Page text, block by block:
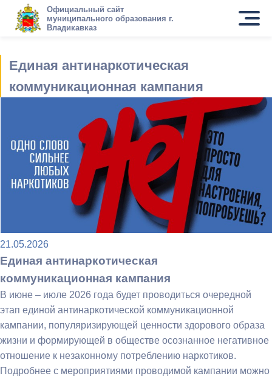
Официальный сайт
муниципального образования г.
Владикавказ
Единая антинаркотическая
коммуникационная кампания
21.05.2026
Единая антинаркотическая
коммуникационная кампания
В июне – июле 2026 года будет проводиться очередной
этап единой антинаркотической коммуникационной
кампании, популяризирующей ценности здорового образа
жизни и формирующей в обществе осознанное негативное
отношение к незаконному потреблению наркотиков.
Подробнее с мероприятиями проводимой кампании можно